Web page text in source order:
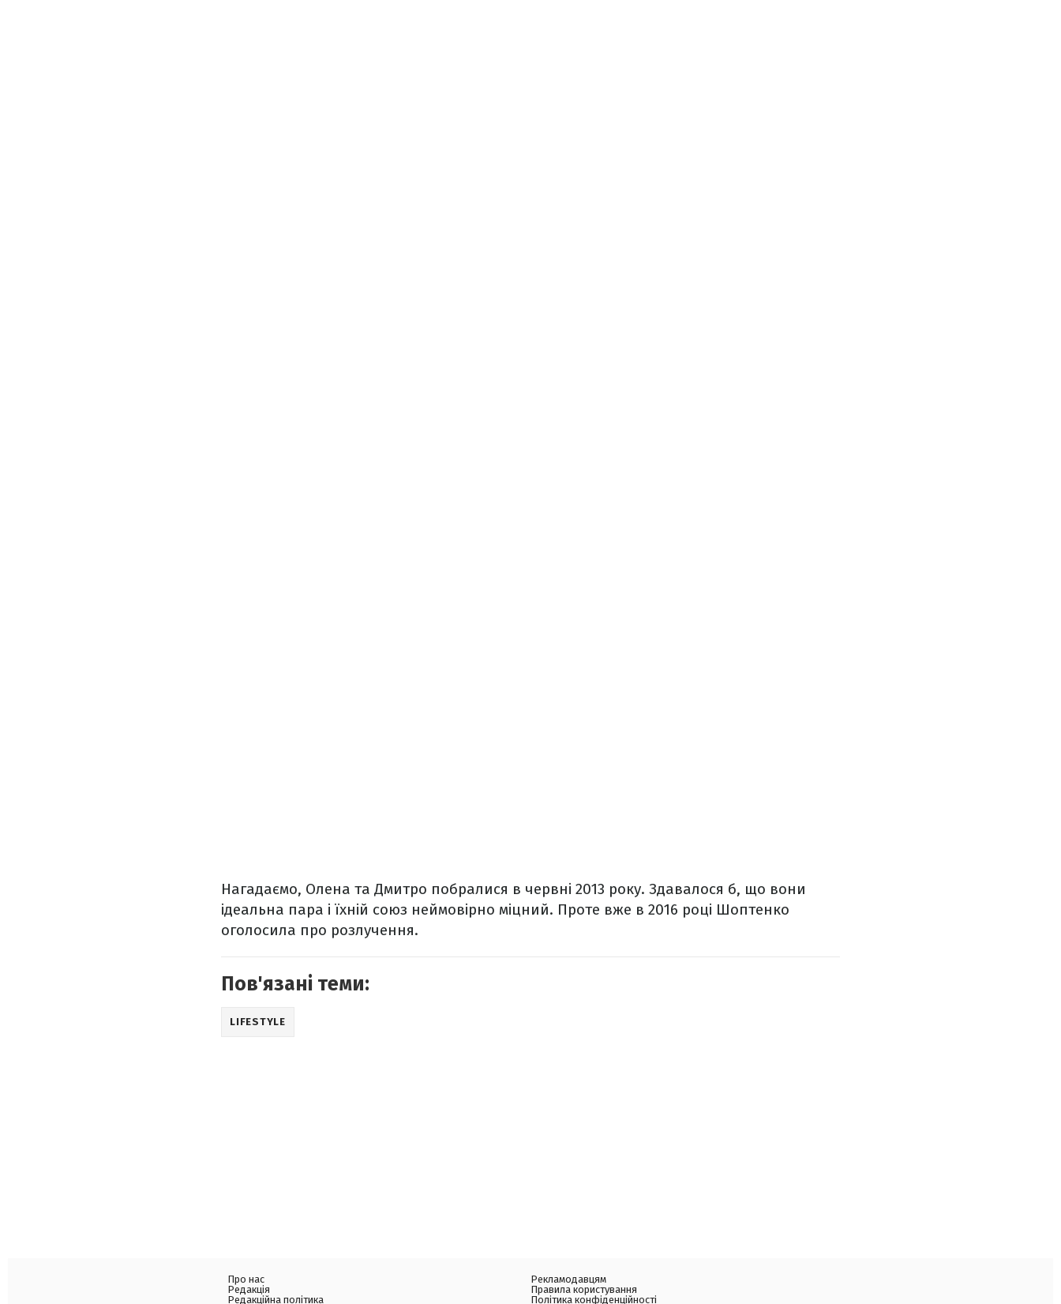
Нагадаємо, Олена та Дмитро побралися в червні 2013 року. Здавалося б, що вони
ідеальна пара і їхній союз неймовірно міцний. Проте вже в 2016 році Шоптенко
оголосила про розлучення.
Пов'язані теми:
LIFESTYLE
Про нас
Редакція
Редакційна політика
Рекламодавцям
Правила користування
Політика конфіденційності